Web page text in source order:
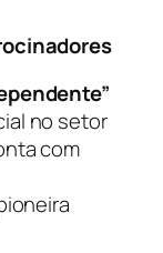
no setor
com